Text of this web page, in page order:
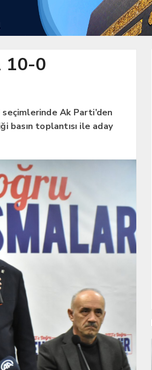
10-0
Ak Parti’den
basın toplantısı ile aday